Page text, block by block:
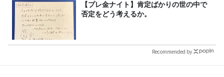
【プレ金ナイト】肯定ばかりの世の中で
否定をどう考えるか。
Recommended by